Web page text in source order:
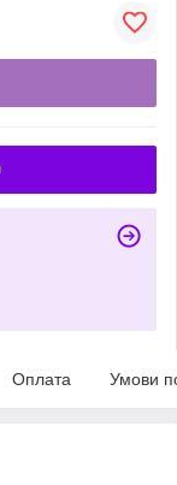
Оплата Умови